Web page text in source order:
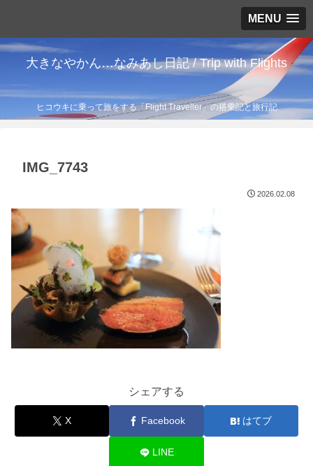
MENU
大きなやかん…なみあし日記 / Trip with Flights
ヒコウキに乗って旅をする「Flight Traveller」の搭乗記と旅行記
IMG_7743
2026.02.08
シェアする
X Facebook はてブ
LINE